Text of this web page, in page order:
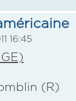
16:45
(R)